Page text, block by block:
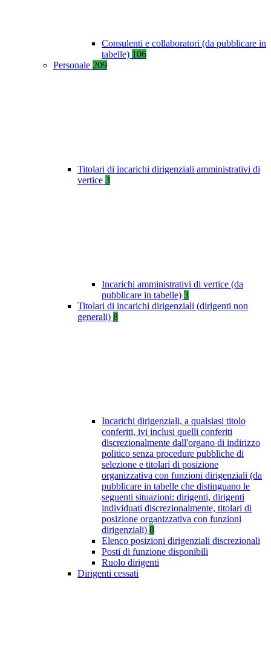
Consulenti e collaboratori (da pubblicare in
tabelle) 106
Personale 209
Titolari di incarichi dirigenziali amministrativi di
vertice 3
Incarichi amministrativi di vertice (da
pubblicare in tabelle) 3
Titolari di incarichi dirigenziali (dirigenti non
generali) 8
Incarichi dirigenziali, a qualsiasi titolo
conferiti, ivi inclusi quelli conferiti
discrezionalmente dall'organo di indirizzo
politico senza procedure pubbliche di
selezione e titolari di posizione
organizzativa con funzioni dirigenziali (da
pubblicare in tabelle che distinguano le
seguenti situazioni: dirigenti, dirigenti
individuati discrezionalmente, titolari di
posizione organizzativa con funzioni
dirigenziali) 8
Elenco posizioni dirigenziali discrezionali
Posti di funzione disponibili
Ruolo dirigenti
Dirigenti cessati